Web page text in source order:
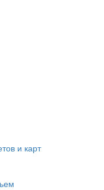
и карт